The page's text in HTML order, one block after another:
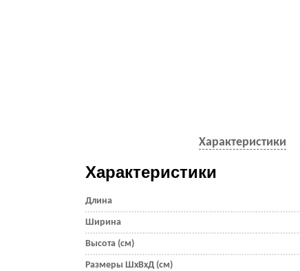
Характеристики
Характеристики
Длина
Ширина
Высота (см)
Размеры ШхВхД (см)